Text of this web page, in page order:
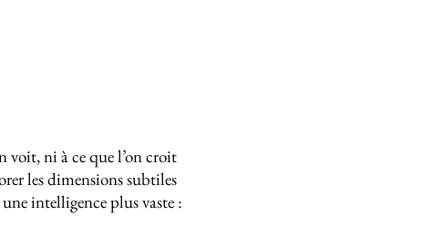
voit, ni à ce que l’on croit
les dimensions subtiles
intelligence plus vaste :